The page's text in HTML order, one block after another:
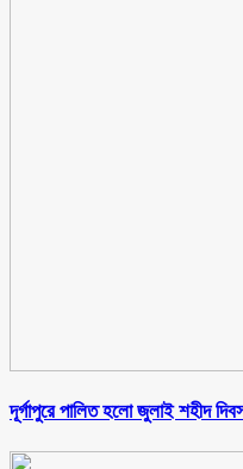
‎দূর্গাপুরে পালিত হলো জুলাই শহীদ